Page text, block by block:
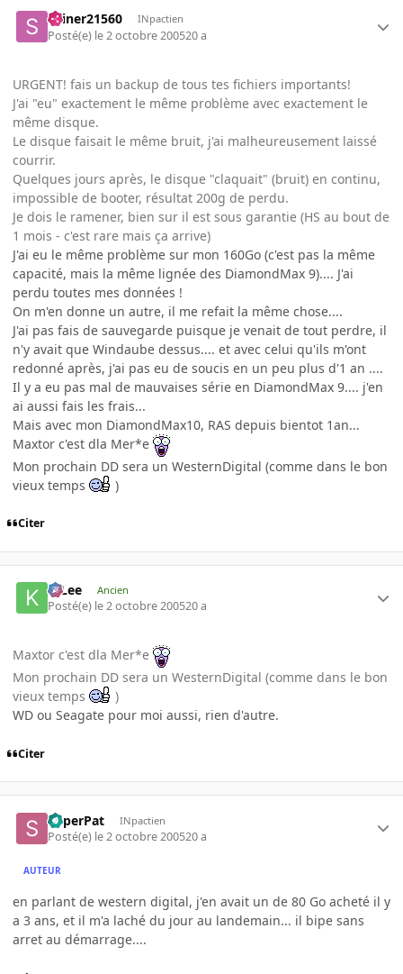
skiner21560 INpactien
Posté(e) le 2 octobre 200520 a
URGENT! fais un backup de tous tes fichiers importants!
J'ai "eu" exactement le même problème avec exactement le
même disque.
Le disque faisait le même bruit, j'ai malheureusement laissé
courrir.
Quelques jours après, le disque "claquait" (bruit) en continu,
impossible de booter, résultat 200g de perdu.
Je dois le ramener, bien sur il est sous garantie (HS au bout de
1 mois - c'est rare mais ça arrive)
J'ai eu le même problème sur mon 160Go (c'est pas la même
capacité, mais la même lignée des DiamondMax 9).... J'ai
perdu toutes mes données !
On m'en donne un autre, il me refait la même chose....
J'ai pas fais de sauvegarde puisque je venait de tout perdre, il
n'y avait que Windaube dessus.... et avec celui qu'ils m'ont
redonné après, j'ai pas eu de soucis en un peu plus d'1 an ....
Il y a eu pas mal de mauvaises série en DiamondMax 9.... j'en
ai aussi fais les frais...
Mais avec mon DiamondMax10, RAS depuis bientot 1an...
Maxtor c'est dla Mer*e
Mon prochain DD sera un WesternDigital (comme dans le bon
vieux temps
)
Citer
K-Lee Ancien
Posté(e) le 2 octobre 200520 a
Maxtor c'est dla Mer*e
Mon prochain DD sera un WesternDigital (comme dans le bon
vieux temps
)
WD ou Seagate pour moi aussi, rien d'autre.
Citer
SuperPat INpactien
Posté(e) le 2 octobre 200520 a
AUTEUR
en parlant de western digital, j'en avait un de 80 Go acheté il y
a 3 ans, et il m'a laché du jour au landemain... il bipe sans
arret au démarrage....